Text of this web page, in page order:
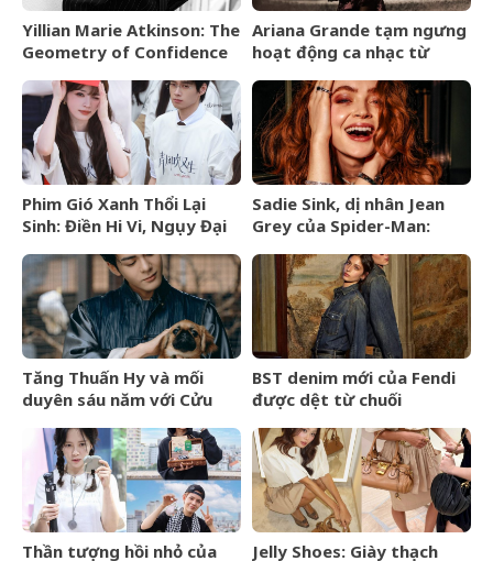
Yillian Marie Atkinson: The
Geometry of Confidence
Ariana Grande tạm ngưng
hoạt động ca nhạc từ
Phim Gió Xanh Thổi Lại
Sinh: Điền Hi Vi, Ngụy Đại
thượng lưu
Sadie Sink, dị nhân Jean
Grey của Spider-Man:
Tăng Thuấn Hy và mối
duyên sáu năm với Cửu
BST denim mới của Fendi
được dệt từ chuối
Thần tượng hồi nhỏ của
Jelly Shoes: Giày thạch